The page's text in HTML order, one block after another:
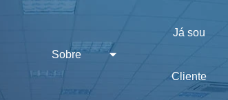
Sobre
Já sou
Cliente